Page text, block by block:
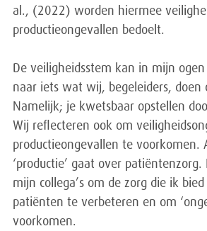
al., (2022) worden hiermee
productieongevallen bedoelt.
De veiligheidsstem kan in mijn
naar iets wat wij, begeleiders, doen
Namelijk; je kwetsbaar opstellen
Wij reflecteren ook om
productieongevallen te voorkomen.
‘productie’ gaat over
mijn collega’s om de zorg die ik
patiënten te verbeteren en om
voorkomen.